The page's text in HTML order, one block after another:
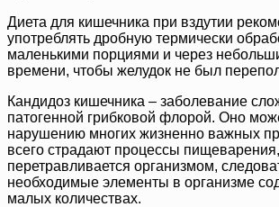
Диета для кишечника при вздутии
употреблять дробную термически
маленькими порциями и через
времени, чтобы желудок не был
Кандидоз кишечника – заболевание
патогенной грибковой флорой. Оно
нарушению многих жизненно важных
всего страдают процессы
перетравливается организмом,
необходимые элементы в организме
малых количествах.